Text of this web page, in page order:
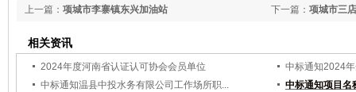
下一篇： 项城市三
上一篇： 项城市李寨镇东兴加油站
相关资讯
2024年度河南省认证认可协会会员单位
中标通知2024
中标通知温县中投水务有限公司工作场所职...
中标通知项目名